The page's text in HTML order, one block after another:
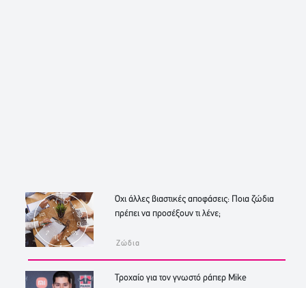
Όχι άλλες βιαστικές αποφάσεις: Ποια ζώδια
πρέπει να προσέξουν τι λένε;
Ζώδια
Τροχαίο για τον γνωστό ράπερ Mike